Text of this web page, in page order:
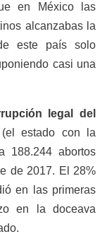
en México las
alcanzabas la
este país solo
casi una
legal del
estado con la
188.244 abortos
de 2017. El 28%
en las primeras
en la doceava